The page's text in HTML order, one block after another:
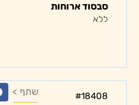
סבסוד ארוחות
ללא
#18408 שתף >